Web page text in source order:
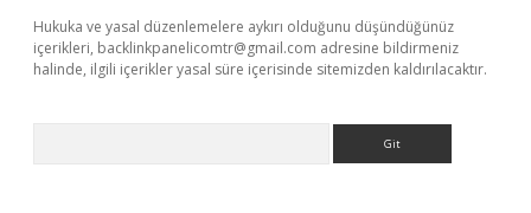
Hukuka ve yasal düzenlemelere aykırı olduğunu düşündüğünüz
içerikleri, backlinkpanelicomtr@gmail.com adresine bildirmeniz
halinde, ilgili içerikler yasal süre içerisinde sitemizden kaldırılacaktır.